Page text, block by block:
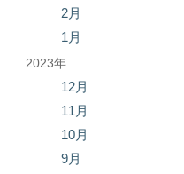
2月
1月
2023年
12月
11月
10月
9月